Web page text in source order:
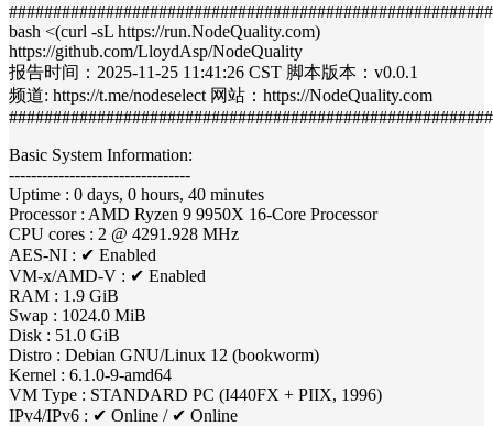
bash <(curl -sL https://run.NodeQuality.com)
https://github.com/LloydAsp/NodeQuality
报告时间：2025-11-25 11:41:26 CST 脚本版本：v0.0.1
频道: https://t.me/nodeselect 网站：https://NodeQuality.com
Basic System Information:
---------------------------------
Uptime : 0 days, 0 hours, 40 minutes
Processor : AMD Ryzen 9 9950X 16-Core Processor
CPU cores : 2 @ 4291.928 MHz
AES-NI : ✔ Enabled
VM-x/AMD-V : ✔ Enabled
RAM : 1.9 GiB
Swap : 1024.0 MiB
Disk : 51.0 GiB
Distro : Debian GNU/Linux 12 (bookworm)
Kernel : 6.1.0-9-amd64
VM Type : STANDARD PC (I440FX + PIIX, 1996)
IPv4/IPv6 : ✔ Online / ✔ Online